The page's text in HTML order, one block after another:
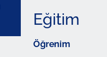
Eğitim
Öğrenim